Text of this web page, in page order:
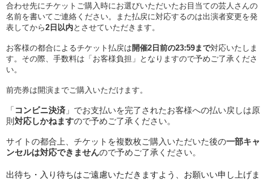
合わせ先にチケットご購入時にお選びいただいたお目当ての芸人さんの
名前を書いてご連絡ください。また払戻に対応するのは出演者変更を発
表してから2日以内とさせていただきます。
お客様の都合によるチケット払戻は 開催2日前の23:59まで対応いたしま
す。その際、 手数料は「お客様負担」となりますので予めご了承くださ
い。
前売券は開演までご購入いただけます。
「 コンビニ決済 」でお支払いを完了されたお客様への払い戻しは原
則 対応しかねますので予めご了承ください。
サイトの都合上、チケットを複数枚ご購入いただいた後の一部キャ
ンセルは対応できませんので予めご了承ください。
︎出待ち・入り待ちはご遠慮いただきますよう、お願いい申し上げま